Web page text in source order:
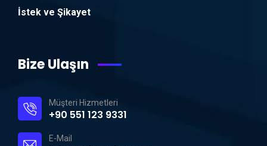
İstek ve Şikayet
Bize Ulaşın
Müşteri Hizmetleri
+90 551 123 9331
E-Mail